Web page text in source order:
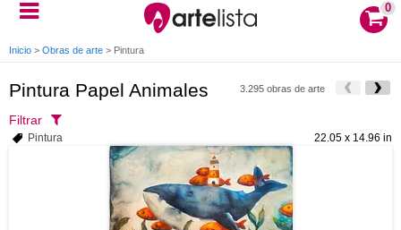
0
Inicio > Obras de arte > Pintura
Pintura Papel Animales 3.295 obras de arte
Filtrar
22.05 x 14.96 in
Pintura